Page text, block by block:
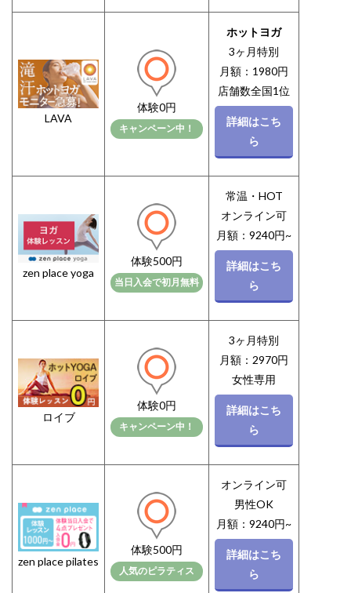
LAVA
体験0円
キャンペーン中！
ホットヨガ
3ヶ月特別
月額：1980円
店舗数全国1位
詳細はこち
ら
zen place yoga
体験500円
当日入会で初月無料
常温・HOT
オンライン可
月額：9240円~
詳細はこち
ら
ロイブ
体験0円
キャンペーン中！
3ヶ月特別
月額：2970円
女性専用
詳細はこち
ら
zen place pilates
体験500円
人気のピラティス
オンライン可
男性OK
月額：9240円~
詳細はこち
ら